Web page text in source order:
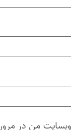
وبسایت من در